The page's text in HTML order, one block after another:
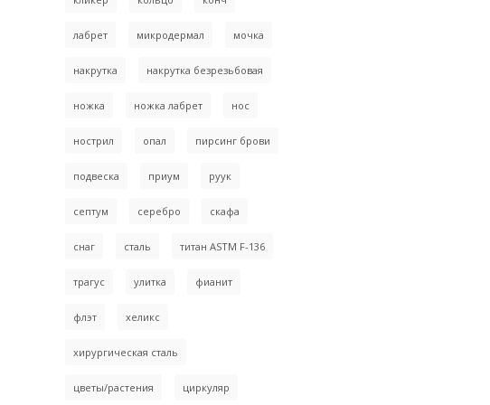
лабрет микродермал мочка
накрутка накрутка безрезьбовая
ножка ножка лабрет нос
нострил опал пирсинг брови
подвеска приум руук
септум серебро скафа
снаг сталь титан ASTM F-136
трагус улитка фианит
флэт хеликс
хирургическая сталь
цветы/растения циркуляр